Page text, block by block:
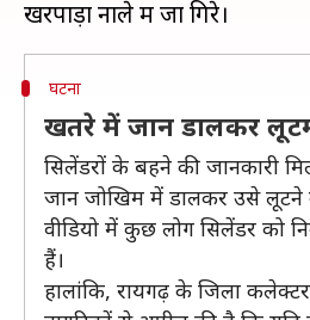
घटना
खतरे में जान डालकर
सिलेंडरों के बहने की जानकारी
जान जोखिम में डालकर उसे लूटने
वीडियो में कुछ लोग सिलेंडर को
हैं।
हालांकि, रायगढ़ के जिला